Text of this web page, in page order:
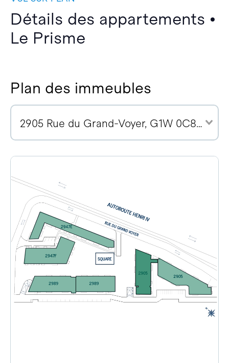
Détails des appartements •
Le Prisme
Plan des immeubles
2905 Rue du Grand-Voyer, G1W 0C8 (3)